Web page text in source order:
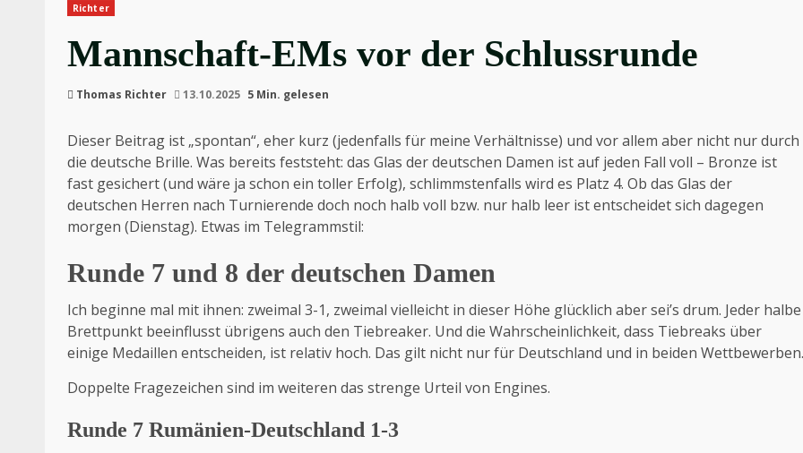
Richter
Mannschaft-EMs vor der Schlussrunde
Thomas Richter 13.10.2025 5 Min. gelesen
Dieser Beitrag ist „spontan“, eher kurz (jedenfalls für meine Verhältnisse) und vor allem aber nicht nur durch
die deutsche Brille. Was bereits feststeht: das Glas der deutschen Damen ist auf jeden Fall voll – Bronze ist
fast gesichert (und wäre ja schon ein toller Erfolg), schlimmstenfalls wird es Platz 4. Ob das Glas der
deutschen Herren nach Turnierende doch noch halb voll bzw. nur halb leer ist entscheidet sich dagegen
morgen (Dienstag). Etwas im Telegrammstil:
Runde 7 und 8 der deutschen Damen
Ich beginne mal mit ihnen: zweimal 3-1, zweimal vielleicht in dieser Höhe glücklich aber sei’s drum. Jeder halbe
Brettpunkt beeinflusst übrigens auch den Tiebreaker. Und die Wahrscheinlichkeit, dass Tiebreaks über
einige Medaillen entscheiden, ist relativ hoch. Das gilt nicht nur für Deutschland und in beiden Wettbewerben.
Doppelte Fragezeichen sind im weiteren das strenge Urteil von Engines.
Runde 7 Rumänien-Deutschland 1-3